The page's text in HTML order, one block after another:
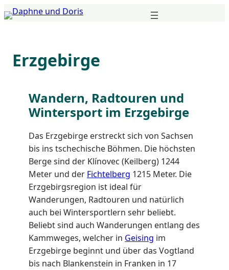
Zum
Inhalt
Erzgebirge
Wandern, Radtouren und
Wintersport im Erzgebirge
Das Erzgebirge erstreckt sich von Sachsen
bis ins tschechische Böhmen. Die höchsten
Berge sind der Klínovec (Keilberg) 1244
Meter und der Fichtelberg 1215 Meter. Die
Erzgebirgsregion ist ideal für
Wanderungen, Radtouren und natürlich
auch bei Wintersportlern sehr beliebt.
Beliebt sind auch Wanderungen entlang des
Kammweges, welcher in Geising im
Erzgebirge beginnt und über das Vogtland
bis nach Blankenstein in Franken in 17